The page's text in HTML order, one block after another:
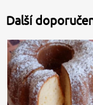
Další